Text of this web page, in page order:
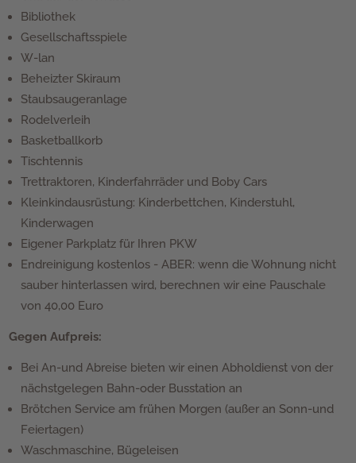
Bibliothek
Gesellschaftsspiele
W-lan
Beheizter Skiraum
Staubsaugeranlage
Rodelverleih
Basketballkorb
Tischtennis
Trettraktoren, Kinderfahrräder und Boby Cars
Kleinkindausrüstung: Kinderbettchen, Kinderstuhl,
Kinderwagen
Eigener Parkplatz für Ihren PKW
Endreinigung kostenlos - ABER: wenn die Wohnung nicht
sauber hinterlassen wird, berechnen wir eine Pauschale
von 40,00 Euro
Gegen Aufpreis:
Bei An-und Abreise bieten wir einen Abholdienst von der
nächstgelegen Bahn-oder Busstation an
Brötchen Service am frühen Morgen (außer an Sonn-und
Feiertagen)
Waschmaschine, Bügeleisen